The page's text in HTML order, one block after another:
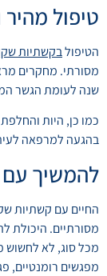
טיפול מהיר
הטיפולבקשתיות
מסורתי. מחקרים
שנה לעומת הגשר
כמו כן, היות
בהגעה למרפאה
להמשיך
החיים עם קשתיות
מסורתיים. היכולת
מכל סוג, לא לחשוש
מפגשים רומנטיים,